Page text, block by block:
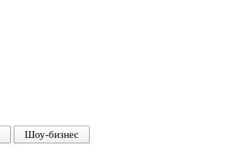
Шоу-бизнес